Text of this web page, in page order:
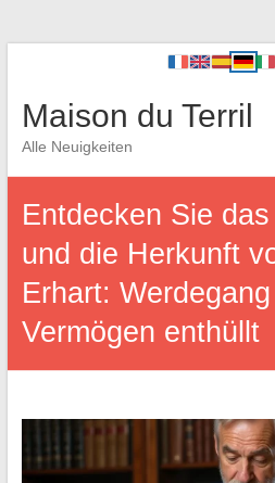
Maison du Terril
Alle Neuigkeiten
Entdecken Sie
und die Herkunft
Erhart: Werdegang
Vermögen enthüllt